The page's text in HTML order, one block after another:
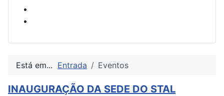
Está em... Entrada Eventos
INAUGURAÇÃO DA SEDE DO STAL